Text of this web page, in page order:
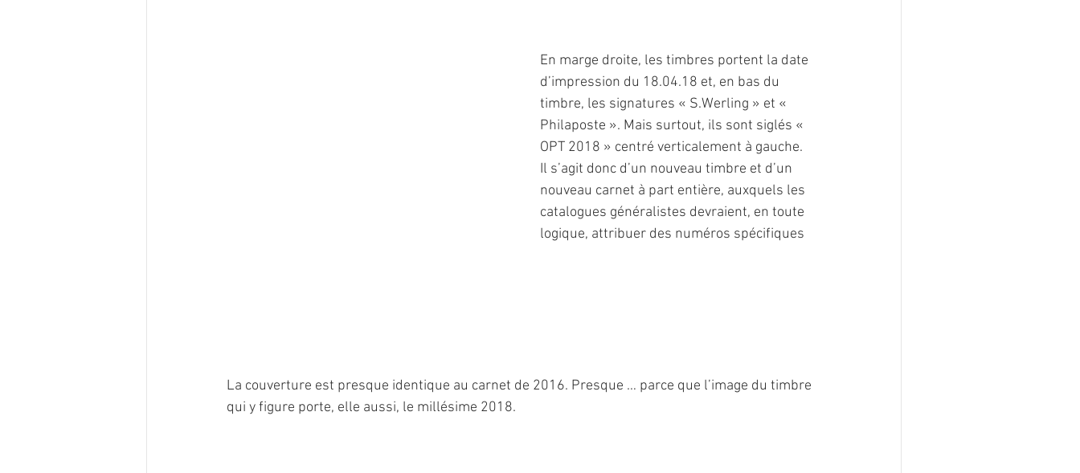
En marge droite, les timbres portent la date
d’impression du 18.04.18 et, en bas du
timbre, les signatures « S.Werling » et «
Philaposte ». Mais surtout, ils sont siglés «
OPT 2018 » centré verticalement à gauche.
Il s’agit donc d’un nouveau timbre et d’un
nouveau carnet à part entière, auxquels les
catalogues généralistes devraient, en toute
logique, attribuer des numéros spécifiques
La couverture est presque identique au carnet de 2016. Presque … parce que l’image du timbre
qui y figure porte, elle aussi, le millésime 2018.